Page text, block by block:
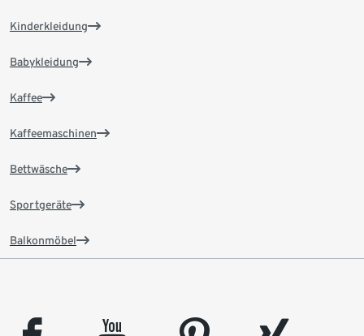
Kinderkleidung
Babykleidung
Kaffee
Kaffeemaschinen
Bettwäsche
Sportgeräte
Balkonmöbel